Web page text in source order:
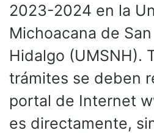
2023-2024 en la
Michoacana de
Hidalgo (UMSNH).
trámites se deben
portal de Internet
es directamente,